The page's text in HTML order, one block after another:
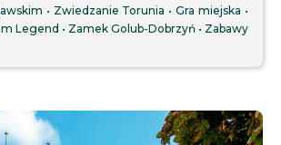
Zwiedzanie Torunia
Gra miejska
Legend Zamek Golub-Dobrzyń
Zabawy